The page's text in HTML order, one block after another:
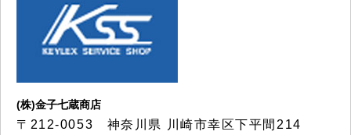
(株)金子七蔵商店
〒212-0053 神奈川県 川崎市幸区下平間214